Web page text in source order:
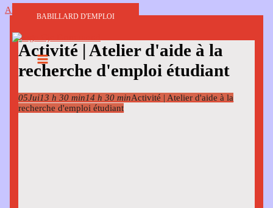
Aller au contenu
BABILLARD D'EMPLOI
Activité | Atelier d'aide à la
recherche d'emploi étudiant
05Jui13 h 30 min14 h 30 minActivité | Atelier d'aide à la
recherche d'emploi étudiant